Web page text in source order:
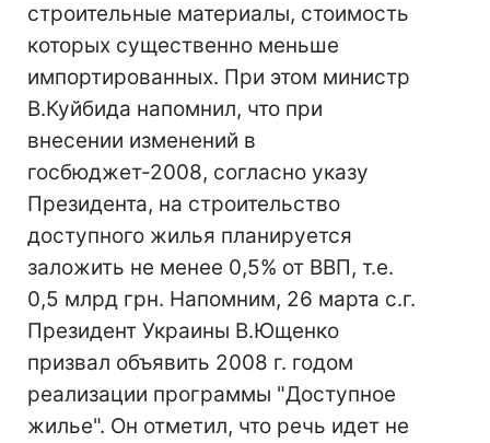
строительные материалы, стоимость
которых существенно меньше
импортированных. При этом министр
В.Куйбида напомнил, что при
внесении изменений в
госбюджет-2008, согласно указу
Президента, на строительство
доступного жилья планируется
заложить не менее 0,5% от ВВП, т.е.
0,5 млрд грн. Напомним, 26 марта с.г.
Президент Украины В.Ющенко
призвал объявить 2008 г. годом
реализации программы "Доступное
жилье". Он отметил, что речь идет не